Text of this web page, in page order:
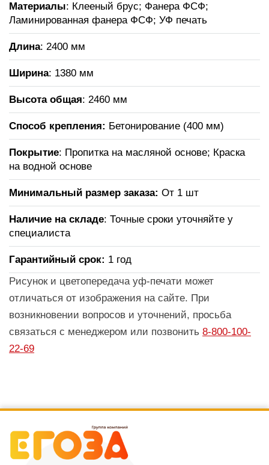
Материалы: Клееный брус; Фанера ФСФ;
Ламинированная фанера ФСФ; УФ печать
Длина: 2400 мм
Ширина: 1380 мм
Высота общая: 2460 мм
Способ крепления: Бетонирование (400 мм)
Покрытие: Пропитка на масляной основе; Краска
на водной основе
Минимальный размер заказа: От 1 шт
Наличие на складе: Точные сроки уточняйте у
специалиста
Гарантийный срок: 1 год
Рисунок и цветопередача уф-печати может
отличаться от изображения на сайте. При
возникновении вопросов и уточнений, просьба
связаться с менеджером или позвонить 8-800-100-
22-69